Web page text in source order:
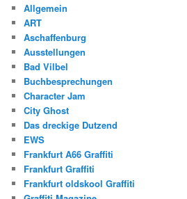
Allgemein
ART
Aschaffenburg
Ausstellungen
Bad Vilbel
Buchbesprechungen
Character Jam
City Ghost
Das dreckige Dutzend
EWS
Frankfurt A66 Graffiti
Frankfurt Graffiti
Frankfurt oldskool Graffiti